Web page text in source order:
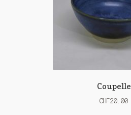
Coupelle
CHF20.00